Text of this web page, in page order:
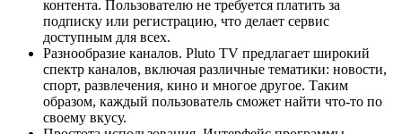
контента. Пользователю не требуется платить за
подписку или регистрацию, что делает сервис
доступным для всех.
Разнообразие каналов. Pluto TV предлагает широкий
спектр каналов, включая различные тематики: новости,
спорт, развлечения, кино и многое другое. Таким
образом, каждый пользователь сможет найти что-то по
своему вкусу.